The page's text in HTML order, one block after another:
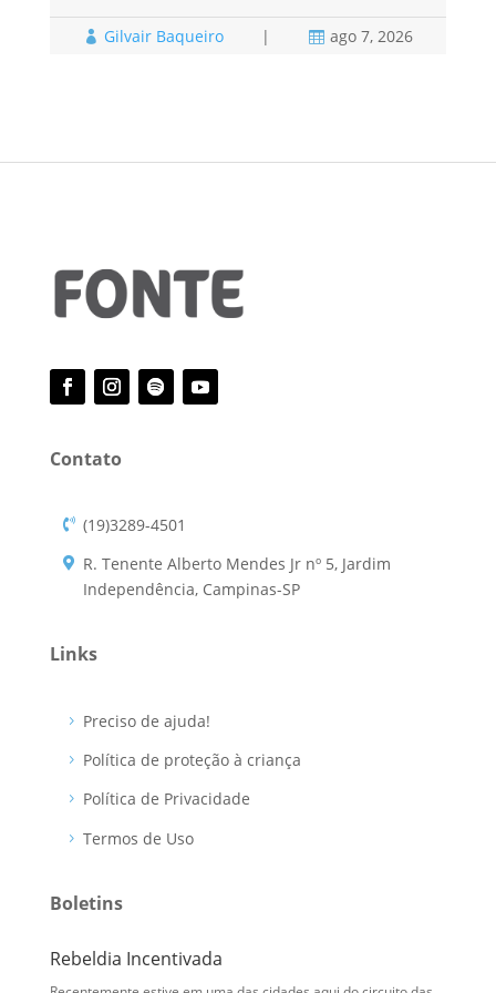
 Gilvair Baqueiro |  ago 7, 2026
Contato
(19)3289-4501
R. Tenente Alberto Mendes Jr nº 5, Jardim
Independência, Campinas-SP
Links
Preciso de ajuda!
Política de proteção à criança
Política de Privacidade
Termos de Uso
Boletins
Rebeldia Incentivada